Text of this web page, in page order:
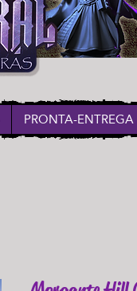
PRONTA-ENTREGA